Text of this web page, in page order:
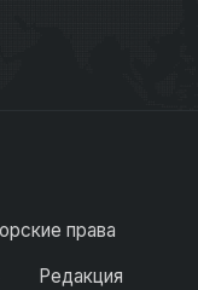
права
Редакция